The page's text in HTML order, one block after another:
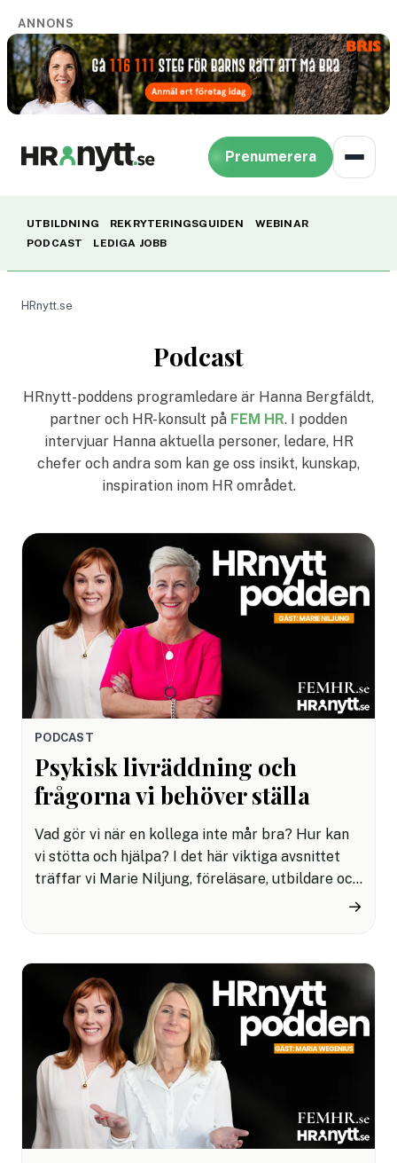
ANNONS
Prenumerera
UTBILDNING REKRYTERINGSGUIDEN
WEBINAR
PODCAST
LEDIGA JOBB
HRnytt.se
Podcast
HRnytt-poddens programledare är Hanna Bergfäldt,
partner och HR-konsult på FEM HR. I podden
intervjuar Hanna aktuella personer, ledare, HR
chefer och andra som kan ge oss insikt, kunskap,
inspiration inom HR området.
PODCAST
Psykisk livräddning och
frågorna vi behöver ställa
Vad gör vi när en kollega inte mår bra? Hur kan
vi stötta och hjälpa? I det här viktiga avsnittet
träffar vi Marie Niljung, föreläsare, utbildare och
→